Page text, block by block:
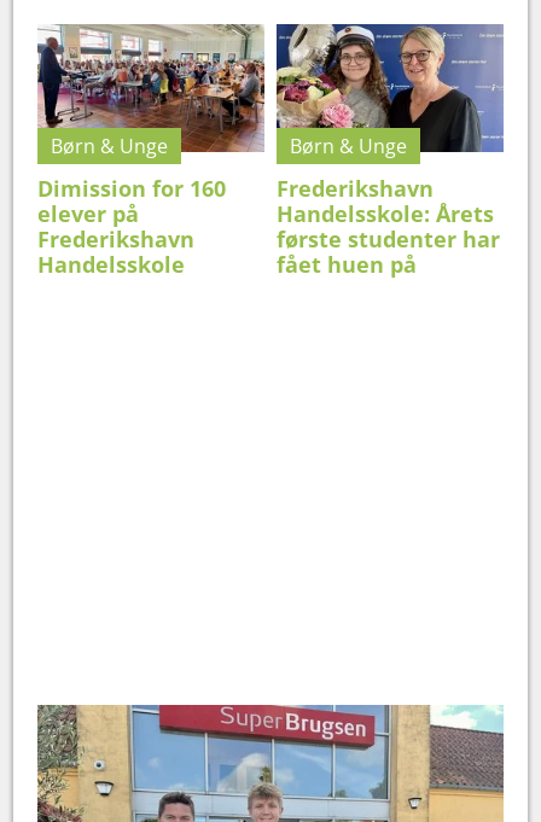
Børn & Unge
Dimission for 160
elever på
Frederikshavn
Handelsskole
Børn & Unge
Frederikshavn
Handelsskole: Årets
første studenter har
fået huen på